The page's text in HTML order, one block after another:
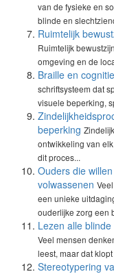
van de fysieke en
blinde en
Ruimtelijk
Ruimtelijk
omgeving en de
Braille en
schriftsysteem dat
visuele beperking,
beperking
ontwikkeling van
dit proces...
Ouders die
volwassenen
een unieke
ouderlijke zorg een
Lezen alle
Veel mensen
leest, maar dat
Stereotypering